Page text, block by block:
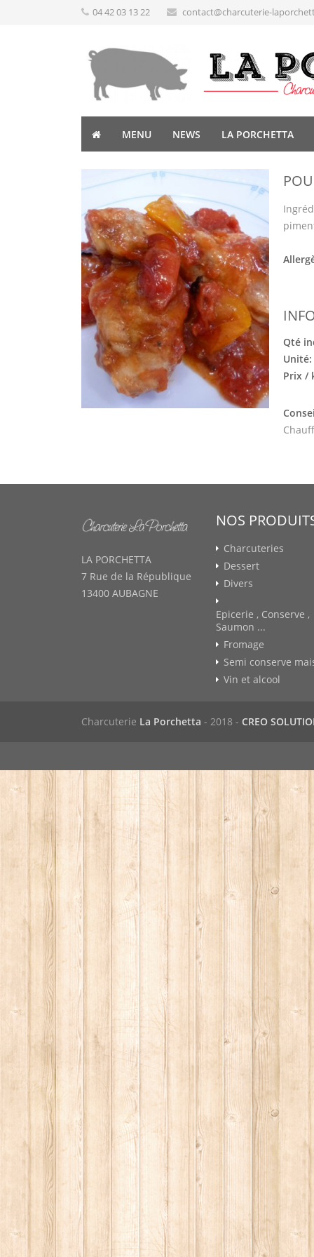
04 42 03 13 22 contact@charcuterie-
MENU NEWS LA PORCHETTA
Qté
Unité:
Prix /
LA PORCHETTA
7 Rue de la République
13400 AUBAGNE
NOS
Charcuteries
Dessert
Divers
Epicerie , Conserve ,
Saumon ...
Fromage
Semi conserve
Vin et alcool
Charcuterie La Porchetta - 2018 - CREO